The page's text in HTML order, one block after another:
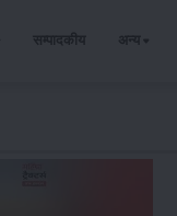
सम्पादकीय अन्य